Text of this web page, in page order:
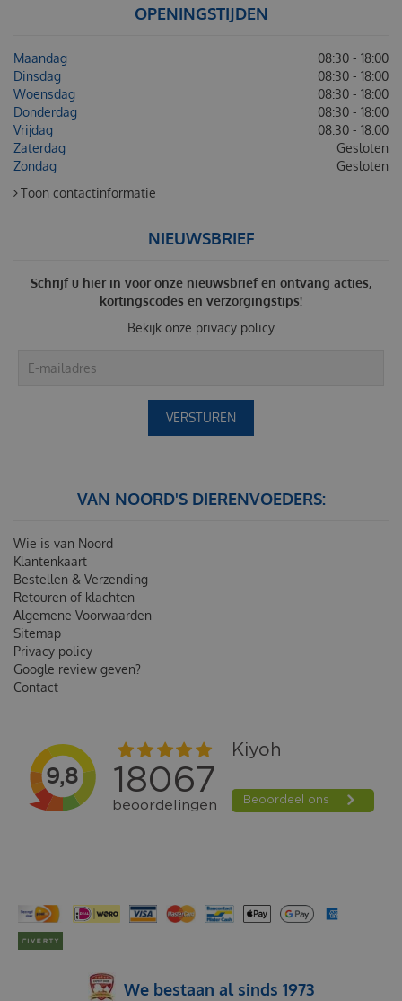
KONG KATTENSPEELGOED WUBBA BOA TEASER
OPENINGSTIJDEN
Maandag
08:30 - 18:00
Dinsdag
08:30 - 18:00
Woensdag
08:30 - 18:00
Donderdag
08:30 - 18:00
Vrijdag
08:30 - 18:00
Zaterdag
Gesloten
Zondag
Gesloten
Toon contactinformatie
NIEUWSBRIEF
Schrijf u hier in voor onze nieuwsbrief en ontvang acties,
kortingscodes en verzorgingstips!
Bekijk onze privacy policy
VAN NOORD'S DIERENVOEDERS:
Wie is van Noord
Klantenkaart
Bestellen & Verzending
Retouren of klachten
Algemene Voorwaarden
Sitemap
Privacy policy
Google review geven?
Contact
We bestaan al sinds 1973